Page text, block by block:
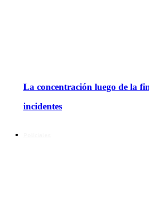
La concentración luego de la
incidentes